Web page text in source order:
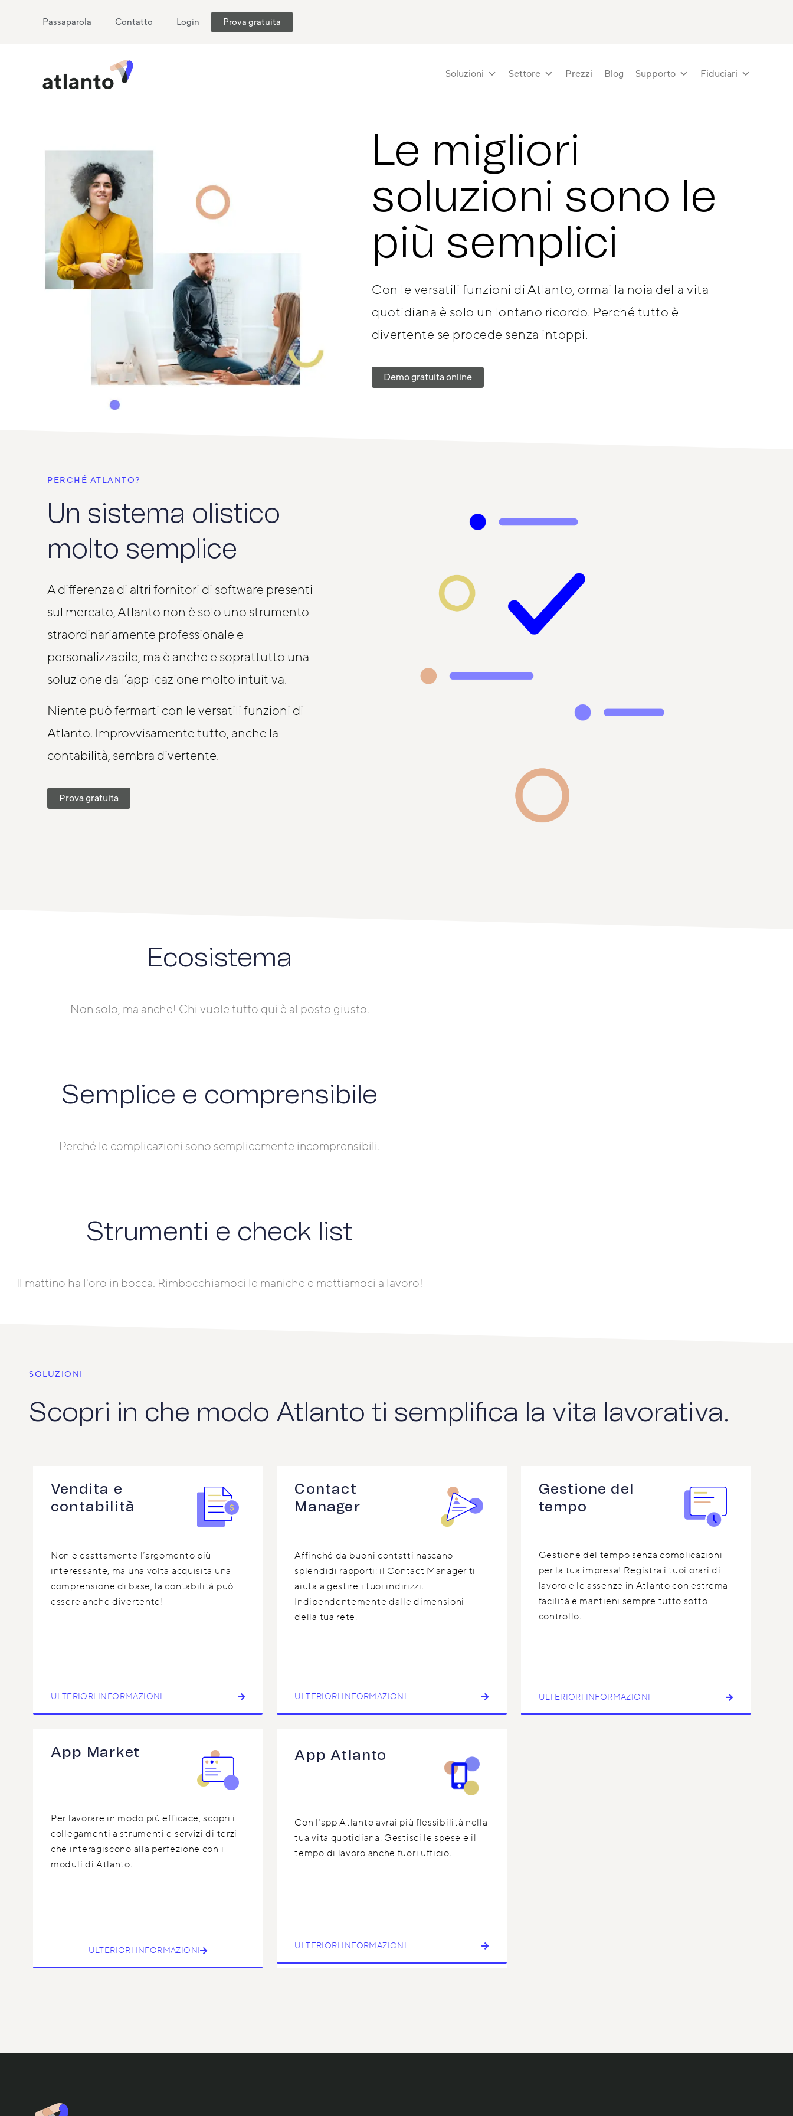
Passaparola Contatto Login Prova gratuita
Soluzioni Settore Prezzi Blog Supporto Fiduciari
Le migliori
soluzioni sono le
più semplici
Con le versatili funzioni di Atlanto, ormai la noia della vita
quotidiana è solo un lontano ricordo. Perché tutto è
divertente se procede senza intoppi.
Demo gratuita online
PERCHÉ ATLANTO?
Un sistema olistico
molto semplice
A differenza di altri fornitori di software presenti
sul mercato, Atlanto non è solo uno strumento
straordinariamente professionale e
personalizzabile, ma è anche e soprattutto una
soluzione dall’applicazione molto intuitiva.
Niente può fermarti con le versatili funzioni di
Atlanto. Improvvisamente tutto, anche la
contabilità, sembra divertente.
Prova gratuita
Ecosistema
Non solo, ma anche! Chi vuole tutto qui è al posto giusto.
Semplice e comprensibile
Perché le complicazioni sono semplicemente incomprensibili.
Strumenti e check list
Il mattino ha l'oro in bocca. Rimbocchiamoci le maniche e mettiamoci a lavoro!
SOLUZIONI
Scopri in che modo Atlanto ti semplifica la vita lavorativa.
Vendita e
contabilità
Non è esattamente l’argomento più
interessante, ma una volta acquisita una
comprensione di base, la contabilità può
essere anche divertente!
ULTERIORI INFORMAZIONI
Contact
Manager
Affinché da buoni contatti nascano
splendidi rapporti: il Contact Manager ti
aiuta a gestire i tuoi indirizzi.
Indipendentemente dalle dimensioni
della tua rete.
ULTERIORI INFORMAZIONI
Gestione del
tempo
Gestione del tempo senza complicazioni
per la tua impresa! Registra i tuoi orari di
lavoro e le assenze in Atlanto con estrema
facilità e mantieni sempre tutto sotto
controllo.
ULTERIORI INFORMAZIONI
App Market
Per lavorare in modo più efficace, scopri i
collegamenti a strumenti e servizi di terzi
che interagiscono alla perfezione con i
moduli di Atlanto.
ULTERIORI INFORMAZIONI
App Atlanto
Con l’app Atlanto avrai più flessibilità nella
tua vita quotidiana. Gestisci le spese e il
tempo di lavoro anche fuori ufficio.
ULTERIORI INFORMAZIONI